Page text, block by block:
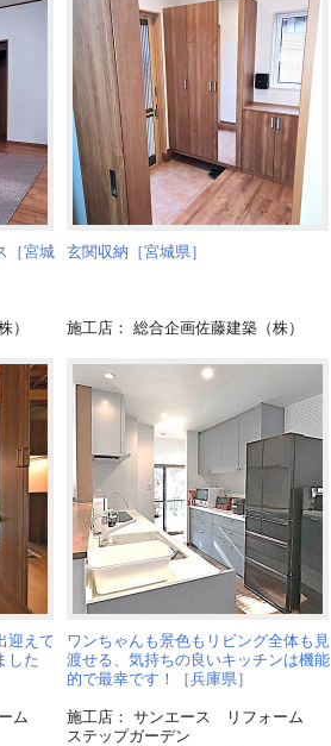
［宮城
）
玄関収納［宮城県］
施工店： 総合企画佐藤建築（株）
迎えて
した
ム
ワンちゃんも景色もリビング全体も見
渡せる、気持ちの良いキッチンは機能
的で最幸です！［兵庫県］
施工店： サンエース リフォーム
ステップガーデン